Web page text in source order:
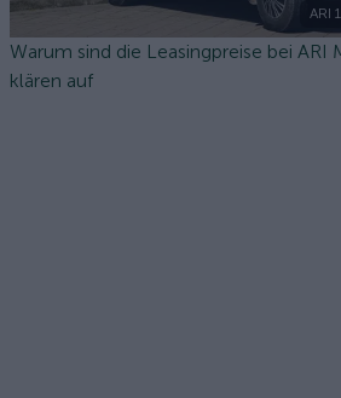
ARI
Warum sind die Leasingpreise bei ARI
klären auf